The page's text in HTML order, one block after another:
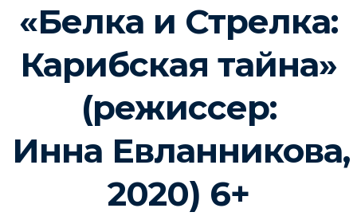
«Белка и Стрелка:
Карибская тайна»
(режиссер:
Инна Евланникова,
2020) 6+